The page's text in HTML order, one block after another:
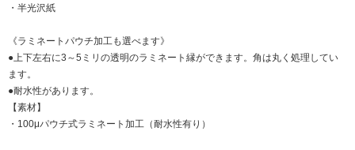
・半光沢紙
《ラミネートパウチ加工も選べます》
●上下左右に3～5ミリの透明のラミネート縁ができます。角は丸く処理してい
ます。
●耐水性があります。
【素材】
・100μパウチ式ラミネート加工（耐水性有り）